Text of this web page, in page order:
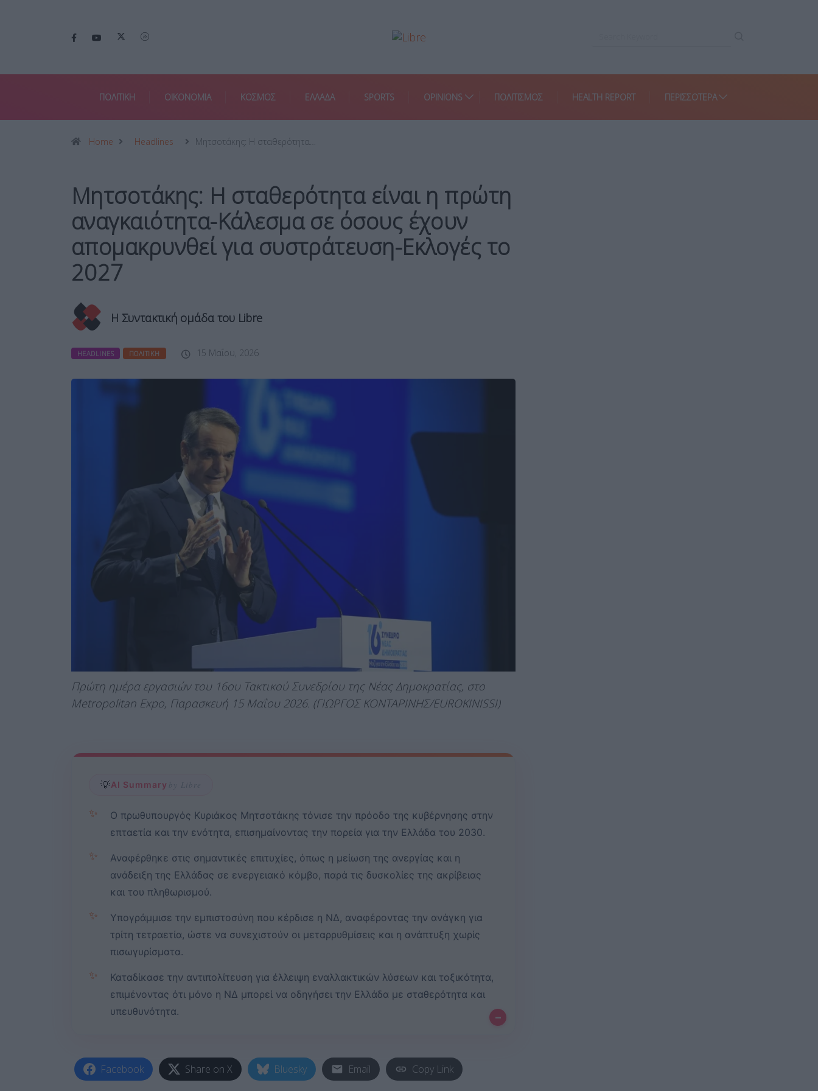
ΠΟΛΙΤΙΚΗ ΟΙΚΟΝΟΜΙΑ ΚΟΣΜΟΣ ΕΛΛΑΔΑ SPORTS OPINIONS ΠΟΛΙΤΙΣΜΟΣ HEALTH REPORT ΠΕΡΙΣΣΌΤΕΡΑ
Home Headlines Μητσοτάκης: Η σταθερότητα…
Μητσοτάκης: Η σταθερότητα είναι η πρώτη
αναγκαιότητα-Κάλεσμα σε όσους έχουν
απομακρυνθεί για συστράτευση-Εκλογές το
2027
Η Συντακτική ομάδα του Libre
HEADLINES ΠΟΛΙΤΙΚΉ 15 Μαΐου, 2026
Πρώτη ημέρα εργασιών του 16ου Τακτικού Συνεδρίου της Νέας Δημοκρατίας, στο
Metropolitan Expo, Παρασκευή 15 Μαΐου 2026. (ΓΙΩΡΓΟΣ ΚΟΝΤΑΡΙΝΗΣ/EUROKINISSI)
💡AI Summary by Libre
✨
Ο πρωθυπουργός Κυριάκος Μητσοτάκης τόνισε την πρόοδο της κυβέρνησης στην
επταετία και την ενότητα, επισημαίνοντας την πορεία για την Ελλάδα του 2030.
✨
Αναφέρθηκε στις σημαντικές επιτυχίες, όπως η μείωση της ανεργίας και η
ανάδειξη της Ελλάδας σε ενεργειακό κόμβο, παρά τις δυσκολίες της ακρίβειας
και του πληθωρισμού.
✨
Υπογράμμισε την εμπιστοσύνη που κέρδισε η ΝΔ, αναφέροντας την ανάγκη για
τρίτη τετραετία, ώστε να συνεχιστούν οι μεταρρυθμίσεις και η ανάπτυξη χωρίς
πισωγυρίσματα.
✨
Καταδίκασε την αντιπολίτευση για έλλειψη εναλλακτικών λύσεων και τοξικότητα,
επιμένοντας ότι μόνο η ΝΔ μπορεί να οδηγήσει την Ελλάδα με σταθερότητα και
υπευθυνότητα.
–
Facebook Share on X Bluesky Email Copy Link